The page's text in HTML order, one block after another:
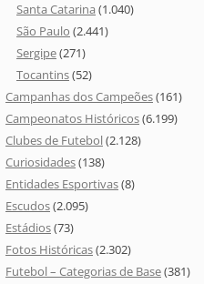
Santa Catarina (1.040)
São Paulo (2.441)
Sergipe(271)
Tocantins(52)
Campanhas dos Campeões(161)
Campeonatos Históricos(6.199)
Clubes de Futebol(2.128)
Curiosidades(138)
Entidades Esportivas(8)
Escudos(2.095)
Estádios(73)
Fotos Históricas(2.302)
Futebol – Categorias de Base(381)